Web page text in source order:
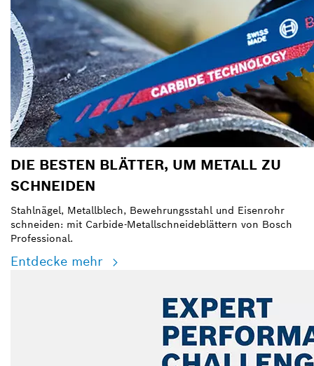
DIE BESTEN BLÄTTER, UM METALL ZU
SCHNEIDEN
Stahlnägel, Metallblech, Bewehrungsstahl und Eisenrohr
schneiden: mit Carbide-Metallschneideblättern von Bosch
Professional.
Entdecke mehr